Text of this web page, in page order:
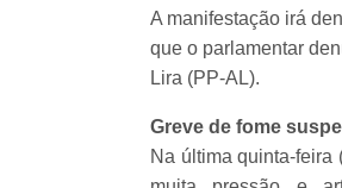
A manifestação irá
que o parlamentar
Lira (PP-AL).
Greve de fome
Na última quinta-feira